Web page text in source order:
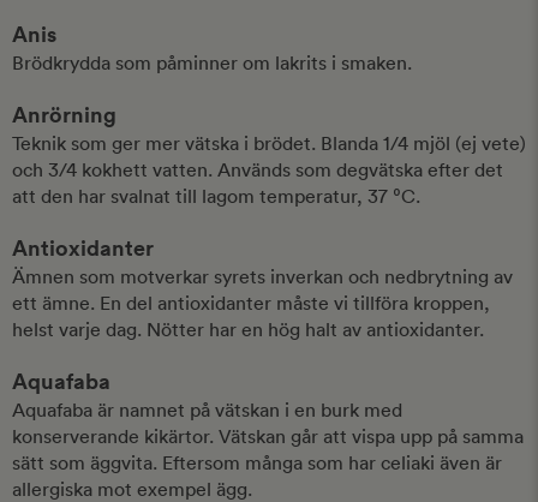
Anis
Brödkrydda som påminner om lakrits i smaken.
Anrörning
Teknik som ger mer vätska i brödet. Blanda 1/4 mjöl (ej vete)
och 3/4 kokhett vatten. Används som degvätska efter det
att den har svalnat till lagom temperatur, 37 ⁰C.
Antioxidanter
Ämnen som motverkar syrets inverkan och nedbrytning av
ett ämne. En del antioxidanter måste vi tillföra kroppen,
helst varje dag. Nötter har en hög halt av antioxidanter.
Aquafaba
Aquafaba är namnet på vätskan i en burk med
konserverande kikärtor. Vätskan går att vispa upp på samma
sätt som äggvita. Eftersom många som har celiaki även är
allergiska mot exempel ägg.